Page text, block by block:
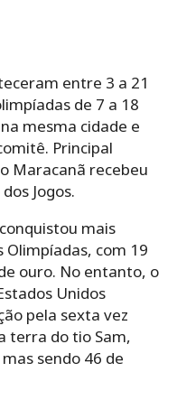
entre 3 a 21
de 7 a 18
mesma cidade e
Principal
Maracanã recebeu
Jogos.
mais
Olimpíadas, com 19
ouro. No entanto, o
Unidos
pela sexta vez
terra do tio Sam,
sendo 46 de